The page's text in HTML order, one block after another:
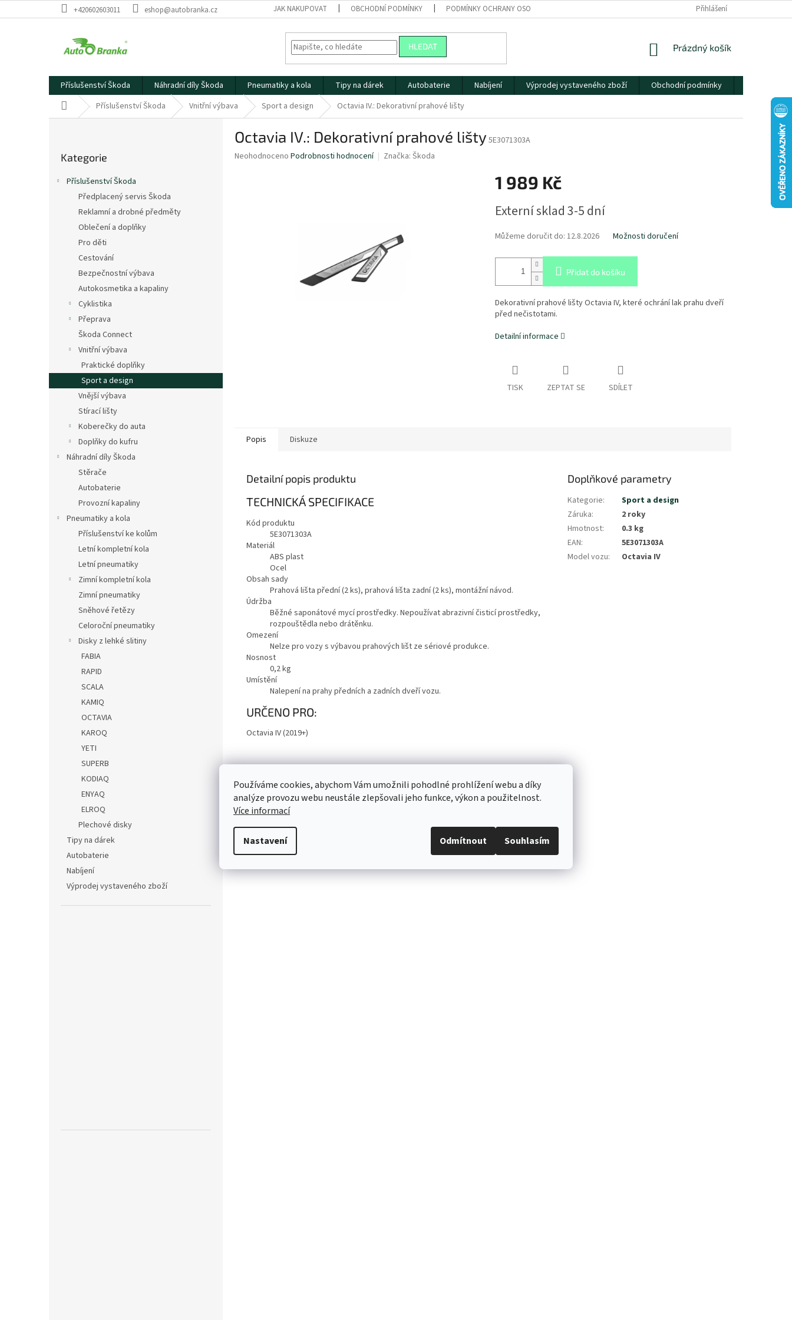
Používáme cookies, abychom Vám umožnili pohodlné prohlížení webu a díky
analýze provozu webu neustále zlepšovali jeho funkce, výkon a použitelnost.
Více informací
Nastavení Odmítnout Souhlasím
na
+420602603011 eshop@autobranka.cz JAK NAKUPOVAT OBCHODNÍ PODMÍNKY PODMÍNKY OCHRANY OSOBNÍCH ÚDAJŮ Přihlášení
HLEDAT
NÁKUPNÍ
Prázdný košík
Příslušenství Škoda Náhradní díly Škoda Pneumatiky a kola Tipy na dárek Autobaterie Nabíjení Výprodej vystaveného zboží Obchodní podmínky
Domů Příslušenství Škoda Vnitřní výbava Sport a design Octavia IV.: Dekorativní prahové lišty
kategorie
Kategorie
Příslušenství Škoda
Předplacený servis Škoda
Reklamní a drobné předměty
Oblečení a doplňky
Pro děti
Cestování
Bezpečnostní výbava
Autokosmetika a kapaliny
Cyklistika
Přeprava
Škoda Connect
Vnitřní výbava
Praktické doplňky
Sport a design
Vnější výbava
Stírací lišty
Koberečky do auta
Doplňky do kufru
Náhradní díly Škoda
Stěrače
Autobaterie
Provozní kapaliny
Pneumatiky a kola
Příslušenství ke kolům
Letní kompletní kola
Letní pneumatiky
Zimní kompletní kola
Zimní pneumatiky
Sněhové řetězy
Celoroční pneumatiky
Disky z lehké slitiny
FABIA
RAPID
SCALA
KAMIQ
OCTAVIA
KAROQ
YETI
SUPERB
KODIAQ
ENYAQ
ELROQ
Plechové disky
Tipy na dárek
Autobaterie
Nabíjení
Výprodej vystaveného zboží
Octavia IV.: Dekorativní prahové lišty 5E3071303A
Průměrné
Neohodnoceno Podrobnosti hodnocení Značka: Škoda
1 989 Kč
cena:
Externí sklad 3-5 dní
Můžeme doručit do: 12.8.2026 Možnosti doručení
Přidat do košíku
Dekorativní prahové lišty Octavia IV, které ochrání lak prahu dveří
před nečistotami.
Detailní informace
TISK ZEPTAT SE SDÍLET
Popis Diskuze
Detailní popis produktu
TECHNICKÁ SPECIFIKACE
Kód produktu
5E3071303A
Materiál
ABS plast
Ocel
Obsah sady
Prahová lišta přední (2 ks), prahová lišta zadní (2 ks), montážní návod.
Údržba
Běžné saponátové mycí prostředky. Nepoužívat abrazivní čisticí prostředky,
rozpouštědla nebo drátěnku.
Omezení
Nelze pro vozy s výbavou prahových lišt ze sériové produkce.
Nosnost
0,2kg
Umístění
Nalepení na prahy předních a zadních dveří vozu.
URČENO PRO:
Octavia IV (2019+)
Doplňkové parametry
Kategorie:
Sport a design
Záruka:
2 roky
Hmotnost:
0.3 kg
EAN:
5E3071303A
Model vozu: Octavia IV